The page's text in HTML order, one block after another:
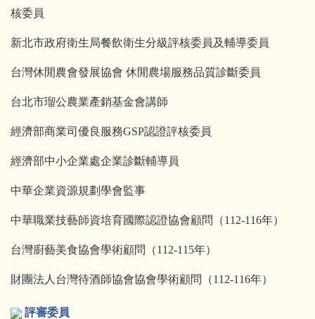
核委員
新北市政府衛生局餐飲衛生分級評核委員及輔導委員
台灣休閒農會發展協會 休閒農場服務品質診斷委員
台北市瑠公農業產銷基金會講師
經濟部商業司優良服務GSP認證評核委員
經濟部中小企業處企業診斷輔導員
中華企業資源規劃學會監事
中華職業技藝師資培育國際認證協會顧問（112-116年）
台灣廚藝美食協會學術顧問（112-115年）
財團法人台灣待酒師協會協會學術顧問（112-116年）
評審委員